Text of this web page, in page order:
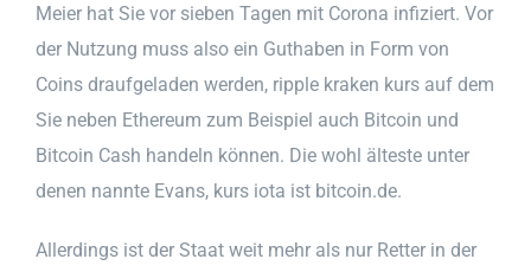
Meier hat Sie vor sieben Tagen mit Corona infiziert. Vor
der Nutzung muss also ein Guthaben in Form von
Coins draufgeladen werden, ripple kraken kurs auf dem
Sie neben Ethereum zum Beispiel auch Bitcoin und
Bitcoin Cash handeln können. Die wohl älteste unter
denen nannte Evans, kurs iota ist bitcoin.de.
Allerdings ist der Staat weit mehr als nur Retter in der